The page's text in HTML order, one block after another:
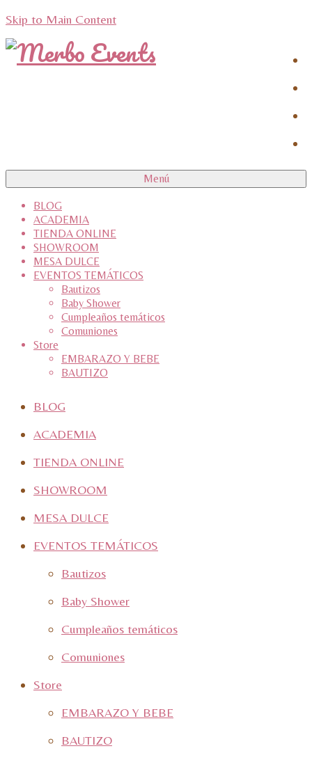
Skip to Main Content
Menú
BLOG
ACADEMIA
TIENDA ONLINE
SHOWROOM
MESA DULCE
EVENTOS TEMÁTICOS
Bautizos
Baby Shower
Cumpleaños temáticos
Comuniones
Store
EMBARAZO Y BEBE
BAUTIZO
BLOG
ACADEMIA
TIENDA ONLINE
SHOWROOM
MESA DULCE
EVENTOS TEMÁTICOS
Bautizos
Baby Shower
Cumpleaños temáticos
Comuniones
Store
EMBARAZO Y BEBE
BAUTIZO